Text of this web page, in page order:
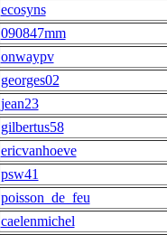
ecosyns
090847mm
onwaypv
georges02
jean23
gilbertus58
ericvanhoeve
psw41
poisson_de_feu
caelenmichel